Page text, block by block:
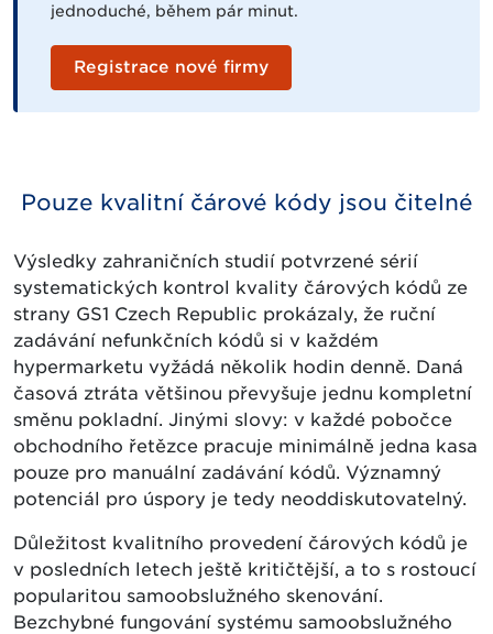
jednoduché, během pár minut.
Registrace nové firmy
Pouze kvalitní čárové kódy jsou čitelné
Výsledky zahraničních studií potvrzené sérií
systematických kontrol kvality čárových kódů ze
strany GS1 Czech Republic prokázaly, že ruční
zadávání nefunkčních kódů si v každém
hypermarketu vyžádá několik hodin denně. Daná
časová ztráta většinou převyšuje jednu kompletní
směnu pokladní. Jinými slovy: v každé pobočce
obchodního řetězce pracuje minimálně jedna kasa
pouze pro manuální zadávání kódů. Významný
potenciál pro úspory je tedy neoddiskutovatelný.
Důležitost kvalitního provedení čárových kódů je
v posledních letech ještě kritičtější, a to s rostoucí
popularitou samoobslužného skenování.
Bezchybné fungování systému samoobslužného